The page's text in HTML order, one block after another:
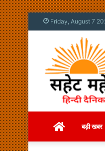
Friday, August 7
Homeबड़ी खबर